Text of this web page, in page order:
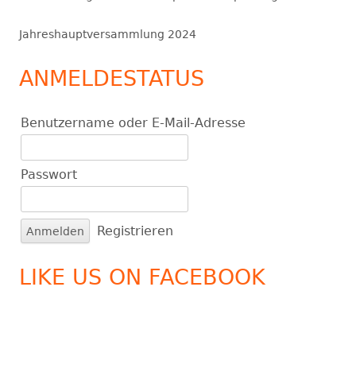
Jahreshauptversammlung 2024
ANMELDESTATUS
Benutzername oder E-Mail-Adresse
Passwort
A
t
Registrieren
LIKE US ON FACEBOOK